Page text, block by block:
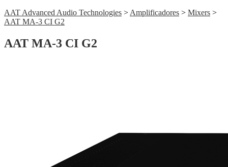
AAT Advanced Audio Technologies > Amplificadores > Mixers >
AAT MA-3 CI G2
AAT MA-3 CI G2